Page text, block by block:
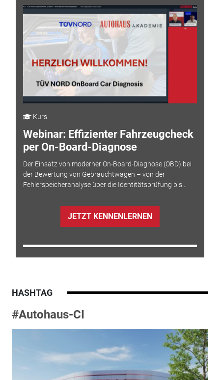
Kurs
Webinar: Effizienter Fahrzeugcheck
per On-Board-Diagnose
Der Einsatz von moderner On-Board-Diagnose (OBD) bei
der Bewertung von Gebrauchtwagen – von der
Fehlerspeicheranalyse über die Identitätsprüfung bis...
JETZT KENNENLERNEN
HASHTAG
#Autohaus-CI